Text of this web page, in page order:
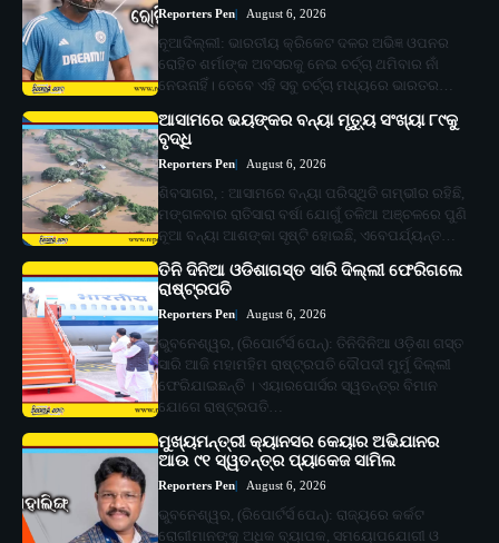
Reporters Pen August 6, 2026
ନୂଆଦିଲ୍ଲୀ: ଭାରତୀୟ କ୍ରିକେଟ ଦଳର ଅଭିଜ୍ଞ ଓପନର
ରୋହିତ ଶର୍ମାଙ୍କ ଅବସରକୁ ନେଇ ଚର୍ଚ୍ଚା ଥମିବାର ନାଁ
ନେଉନାହିଁ। ତେବେ ଏହି ସବୁ ଚର୍ଚ୍ଚା ମଧ୍ୟରେ ଭାରତର…
ଆସାମରେ ଭୟଙ୍କର ବନ୍ୟା ମୃତ୍ୟୁ ସଂଖ୍ୟା ୮୯କୁ
ବୃଦ୍ଧି
Reporters Pen August 6, 2026
ଶିବସାଗର, : ଆସାମରେ ବନ୍ୟା ପରିସ୍ଥିତି ଗମ୍ଭୀର ରହିଛି,
ମଙ୍ଗଳବାର ରାତିସାରା ବର୍ଷା ଯୋଗୁଁ ତଳିଆ ଅଞ୍ଚଳରେ ପୁଣି
ନୂଆ ବନ୍ୟା ଆଶଙ୍କା ସୃଷ୍ଟି ହୋଇଛି, ଏବେପର୍ଯ୍ୟନ୍ତ…
ତିନି ଦିନିଆ ଓଡିଶାଗସ୍ତ ସାରି ଦିଲ୍ଲୀ ଫେରିଗଲେ
ରାଷ୍ଟ୍ରପତି
Reporters Pen August 6, 2026
ଭୁବନେଶ୍ୱର, (ରିପୋର୍ଟର୍ସ ପେନ୍‌): ତିନିଦିନିଆ ଓଡ଼ିଶା ଗସ୍ତ
ସାରି ଆଜି ମହାମହିମ ରାଷ୍ଟ୍ରପତି ଦୌପଦୀ ମୁର୍ମୁ ଦିଲ୍ଲୀ
ଫେରିଯାଇଛନ୍ତି । ଏୟାରପୋର୍ସର ସ୍ୱତନ୍ତ୍ର ବିମାନ
ଯୋଗେ ରାଷ୍ଟ୍ରପତି…
ମୁଖ୍ୟମନ୍ତ୍ରୀ କ୍ୟାନସର କେୟାର ଅଭିଯାନର
ଆଉ ୯୧ ସ୍ୱତନ୍ତ୍ର ପ୍ୟାକେଜ ସାମିଲ
Reporters Pen August 6, 2026
ଭୁବନେଶ୍ୱର, (ରିପୋର୍ଟର୍ସ ପେନ୍‌): ରାଜ୍ୟରେ କର୍କଟ
ରୋଗୀମାନଙ୍କୁ ଅଧିକ ବ୍ୟାପକ, ସମୟୋପଯୋଗୀ ଓ